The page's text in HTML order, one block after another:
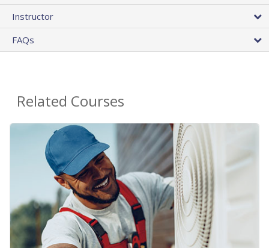
Instructor
FAQs
Related Courses